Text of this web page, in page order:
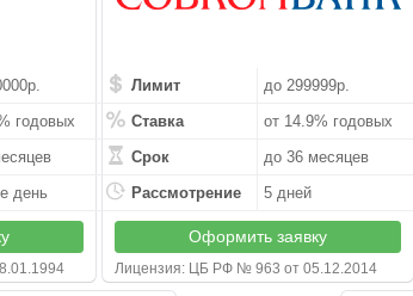
годовых
день
Лимит
до 299999р.
Ставка
от 14.9% годовых
Срок
до 36 месяцев
Рассмотрение
5 дней
Оформить заявку
Лицензия: ЦБ РФ № 963 от 05.12.2014